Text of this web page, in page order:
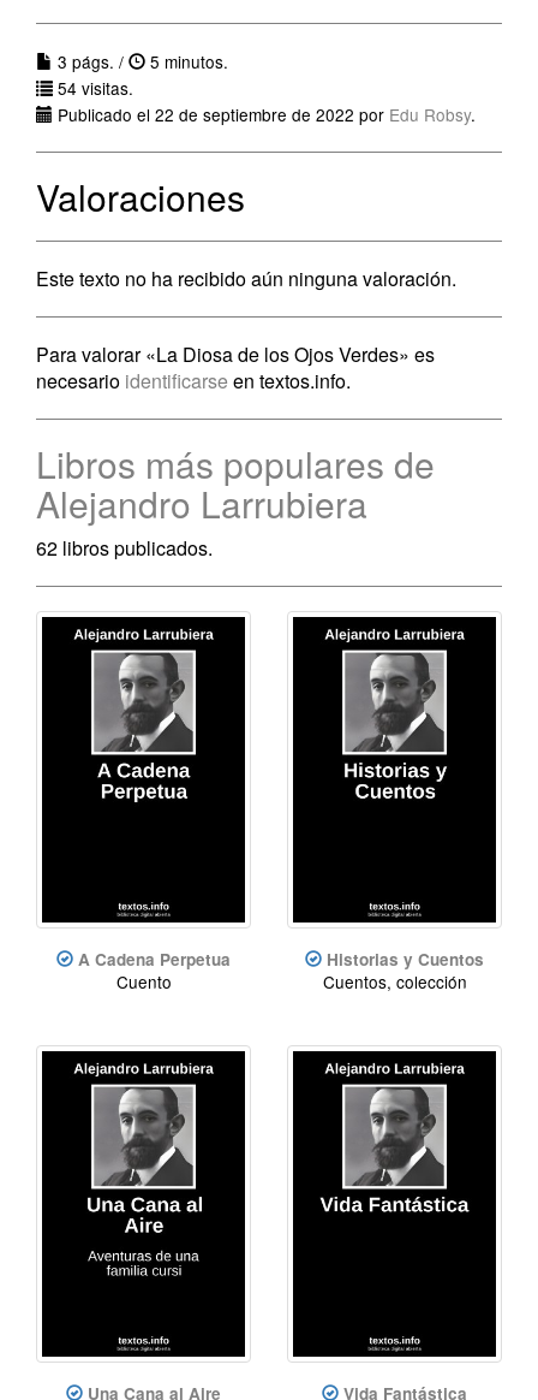
3 págs. /
5 minutos.
54 visitas.
Publicado el 22 de septiembre de 2022 por Edu Robsy.
Valoraciones
Este texto no ha recibido aún ninguna valoración.
Para valorar «La Diosa de los Ojos Verdes» es
necesario identificarse en textos.info.
Libros más populares de
Alejandro Larrubiera
62 libros publicados.
A Cadena Perpetua
Cuento
Historias y Cuentos
Cuentos, colección
Una Cana al Aire Vida Fantástica